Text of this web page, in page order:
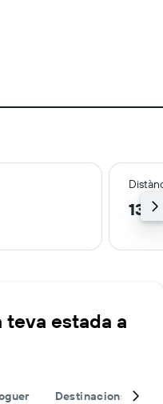
teva estada a
Destinacions